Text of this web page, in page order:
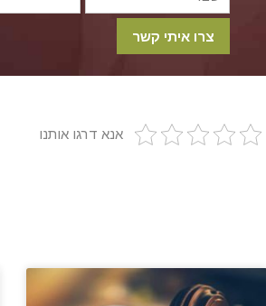
אנא דרגו אותנו